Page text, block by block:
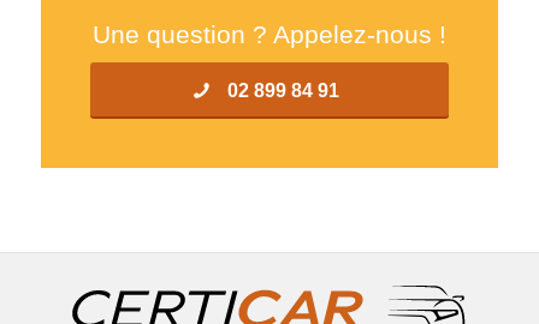
Une question ? Appelez-nous !
02 899 84 91